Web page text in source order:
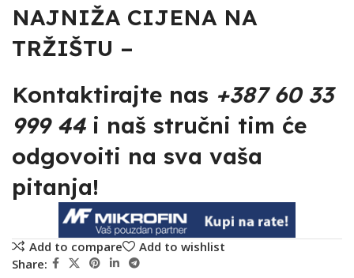
NAJNIŽA CIJENA NA
TRŽIŠTU –
Kontaktirajte nas +387 60 33
999 44i naš stručni tim će
odgovoiti na sva vaša
pitanja!
Add to compare
Add to wishlist
Share: